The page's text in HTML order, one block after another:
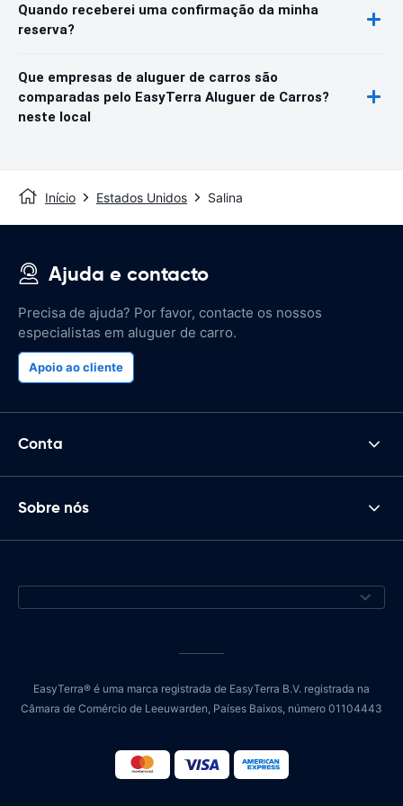
Quando receberei uma confirmação da minha
reserva?
Que empresas de aluguer de carros são
comparadas pelo EasyTerra Aluguer de Carros?
neste local
Início Estados Unidos Salina
Ajuda e contacto
Precisa de ajuda? Por favor, contacte os nossos
especialistas em aluguer de carro.
Apoio ao cliente
Conta
Sobre nós
EasyTerra® é uma marca registrada de EasyTerra B.V. registrada na
Câmara de Comércio de Leeuwarden, Países Baixos, número 01104443